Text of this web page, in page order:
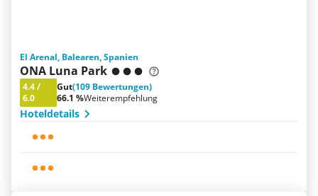
El Arenal, Balearen, Spanien
ONA Luna Park
4.4/
6.0
Gut(109 Bewertungen)
66.1 %Weiterempfehlung
Hoteldetails